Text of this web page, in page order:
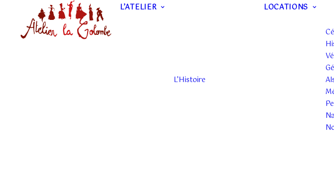
L’ATELIER
L’Histoire
LOCATIONS